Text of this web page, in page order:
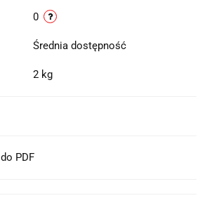
0
Średnia dostępność
2 kg
PDF